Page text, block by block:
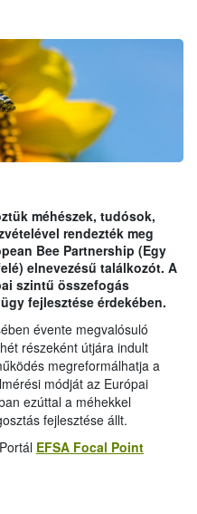
méhészek, tudósok,
rendezték meg
Bee Partnership (Egy
elnevezésű találkozót. A
szintű összefogás
fejlesztése érdekében.
évente megvalósuló
részeként útjára indult
megreformálhatja a
módját az Európai
ezúttal a méhekkel
fejlesztése állt.
EFSA Focal Point